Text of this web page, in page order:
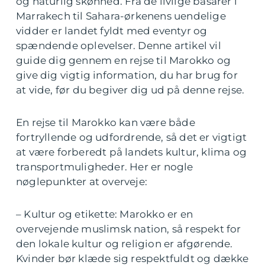
Marrakech til Sahara-ørkenens uendelige
vidder er landet fyldt med eventyr og
spændende oplevelser. Denne artikel vil
guide dig gennem en rejse til Marokko og
give dig vigtig information, du har brug for
at vide, før du begiver dig ud på denne rejse.
En rejse til Marokko kan være både
fortryllende og udfordrende, så det er vigtigt
at være forberedt på landets kultur, klima og
transportmuligheder. Her er nogle
nøglepunkter at overveje:
– Kultur og etikette: Marokko er en
overvejende muslimsk nation, så respekt for
den lokale kultur og religion er afgørende.
Kvinder bør klæde sig respektfuldt og dække